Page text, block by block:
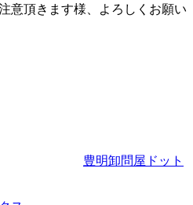
意頂きます様、よろしくお願い
豊明卸問屋ドット